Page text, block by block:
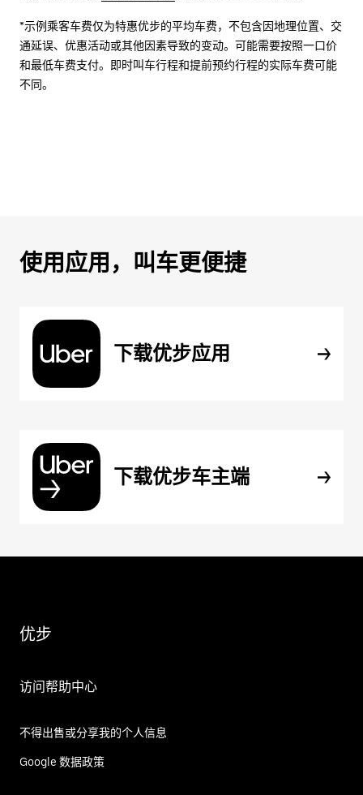
*示例乘客车费仅为特惠优步的平均车费，不包含因地理位置、交
通延误、优惠活动或其他因素导致的变动。可能需要按照一口价
和最低车费支付。即时叫车行程和提前预约行程的实际车费可能
不同。
使用应用，叫车更便捷
下载优步应用
下载优步车主端
优步
访问帮助中心
不得出售或分享我的个人信息
Google 数据政策